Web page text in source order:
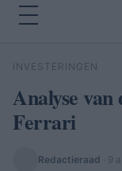
Zoeken
INVESTERINGEN
Analyse van
Ferrari
Redactieraad 9